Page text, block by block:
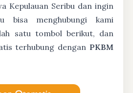
Kepulauan Seribu dan ingin
bisa menghubungi kami
satu tombol berikut, dan
terhubung dengan PKBM